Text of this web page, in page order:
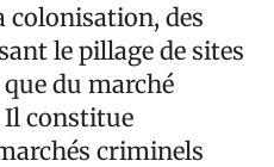
colonisation, des
le pillage de sites
du marché
Il constitue
criminels